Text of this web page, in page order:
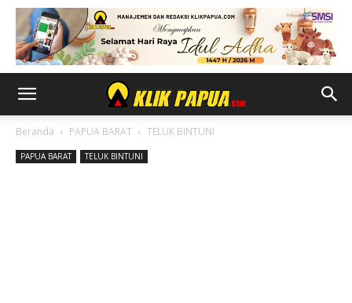
Beranda PAPUA BARAT TELUK BINTUNI
PAPUA BARAT TELUK BINTUNI